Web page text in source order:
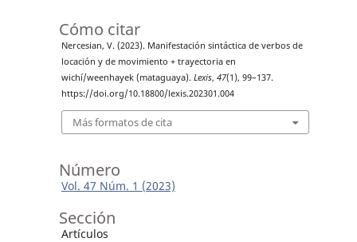
Cómo citar
Nercesian, V. (2023). Manifestación sintáctica de verbos de
locación y de movimiento + trayectoria en
wichí/weenhayek (mataguaya). Lexis, 47(1), 99–137.
https://doi.org/10.18800/lexis.202301.004
Más formatos de cita
Número
Vol. 47 Núm. 1 (2023)
Sección
Artículos